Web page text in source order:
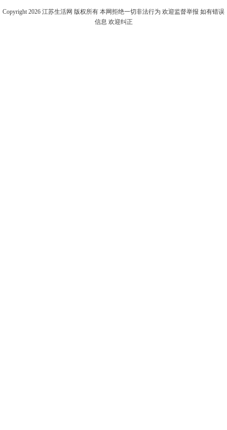
Copyright 2026 江苏生活网 版权所有 本网拒绝一切非法行为 欢迎监督举报 如有错误
信息 欢迎纠正